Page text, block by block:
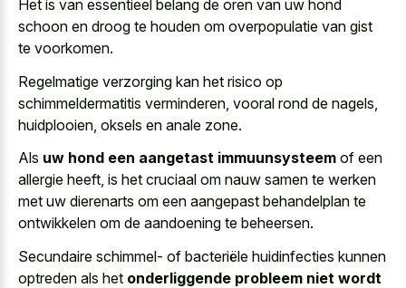
Het is van essentieel belang de oren van uw hond
schoon en droog te houden om overpopulatie van gist
te voorkomen.
Regelmatige verzorging kan het risico op
schimmeldermatitis verminderen, vooral rond de nagels,
huidplooien, oksels en anale zone.
Als uw hond een aangetast immuunsysteem of een
allergie heeft, is het cruciaal om nauw samen te werken
met uw dierenarts om een aangepast behandelplan te
ontwikkelen om de aandoening te beheersen.
Secundaire schimmel- of bacteriële huidinfecties kunnen
optreden als het onderliggende probleem niet wordt